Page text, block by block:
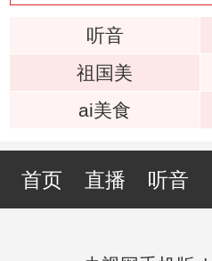
听音
祖国美
ai美食
首页 直播 听音